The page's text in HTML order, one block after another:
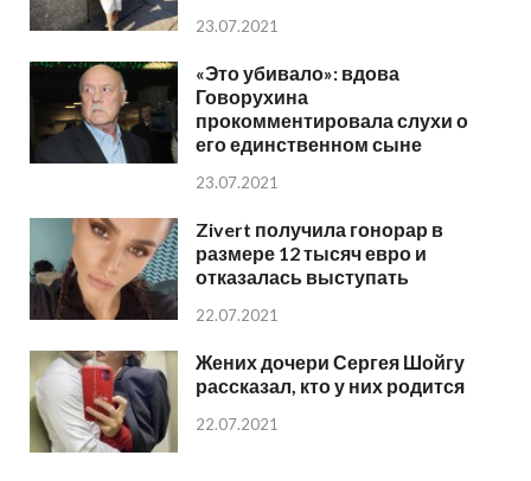
23.07.2021
«Это убивало»: вдова
Говорухина
прокомментировала слухи о
его единственном сыне
23.07.2021
Zivert получила гонорар в
размере 12 тысяч евро и
отказалась выступать
22.07.2021
Жених дочери Сергея Шойгу
рассказал, кто у них родится
22.07.2021